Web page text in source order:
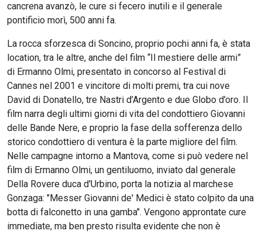
cancrena avanzò, le cure si fecero inutili e il generale
pontificio morì, 500 anni fa.
La rocca sforzesca di Soncino, proprio pochi anni fa, è stata
location, tra le altre, anche del film “Il mestiere delle armi”
di Ermanno Olmi, presentato in concorso al Festival di
Cannes nel 2001 e vincitore di molti premi, tra cui nove
David di Donatello, tre Nastri d’Argento e due Globo d’oro. Il
film narra degli ultimi giorni di vita del condottiero Giovanni
delle Bande Nere, e proprio la fase della sofferenza dello
storico condottiero di ventura è la parte migliore del film.
Nelle campagne intorno a Mantova, come si può vedere nel
film di Ermanno Olmi, un gentiluomo, inviato dal generale
Della Rovere duca d'Urbino, porta la notizia al marchese
Gonzaga: "Messer Giovanni de' Medici è stato colpito da una
botta di falconetto in una gamba". Vengono approntate cure
immediate, ma ben presto risulta evidente che non è